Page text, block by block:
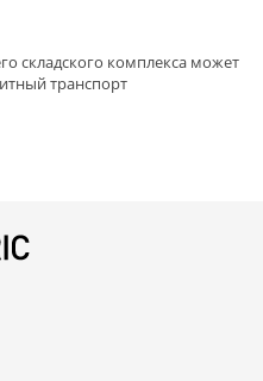
складского комплекса может
транспорт